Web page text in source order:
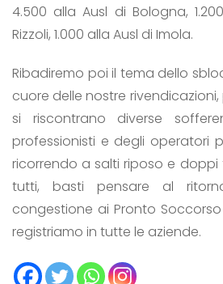
4.500 alla Ausl di Bologna,
Rizzoli, 1.000 alla Ausl di Imola.
Ribadiremo poi il tema dello
cuore delle nostre
si riscontrano diverse
professionisti e degli operatori
ricorrendo a salti riposo e doppi
tutti, basti pensare al
congestione ai Pronto
registriamo in tutte le aziende.